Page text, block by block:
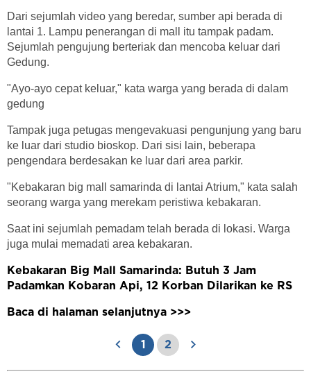
Dari sejumlah video yang beredar, sumber api berada di
lantai 1. Lampu penerangan di mall itu tampak padam.
Sejumlah pengujung berteriak dan mencoba keluar dari
Gedung.
"Ayo-ayo cepat keluar," kata warga yang berada di dalam
gedung
Tampak juga petugas mengevakuasi pengunjung yang baru
ke luar dari studio bioskop. Dari sisi lain, beberapa
pengendara berdesakan ke luar dari area parkir.
"Kebakaran big mall samarinda di lantai Atrium," kata salah
seorang warga yang merekam peristiwa kebakaran.
Saat ini sejumlah pemadam telah berada di lokasi. Warga
juga mulai memadati area kebakaran.
Kebakaran Big Mall Samarinda: Butuh 3 Jam
Padamkan Kobaran Api, 12 Korban Dilarikan ke RS
Baca di halaman selanjutnya >>>
1 2